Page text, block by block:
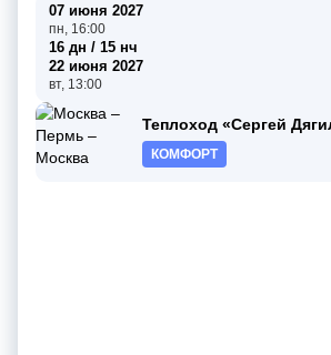
07 июня 2027
пн, 16:00
16 дн / 15 нч
22 июня 2027
вт, 13:00
Теплоход «Сергей
КОМФОРТ